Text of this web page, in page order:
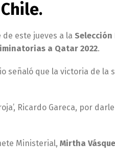
Chile.
este jueves a la Selección
a Qatar 2022.
señaló que la victoria de la
Ricardo Gareca, por
Ministerial, Mirtha